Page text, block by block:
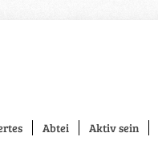
Abtei Aktiv sein